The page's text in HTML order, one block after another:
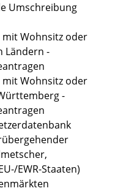
Umschreibung
Wohnsitz oder
Ländern -
Wohnsitz oder
-
EWR-Staaten)